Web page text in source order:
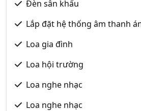
Đèn sân khấu
Lắp đặt hệ thống âm thanh
Loa gia đình
Loa hội trường
Loa nghe nhạc
Loa nghe nhạc